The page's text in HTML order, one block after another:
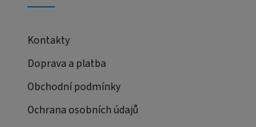
Kontakty
Doprava a platba
Obchodní podmínky
Ochrana osobních údajů